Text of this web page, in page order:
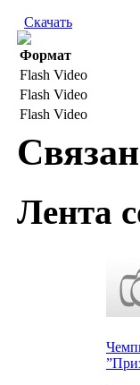
Скачать
Формат
Flash Video
Flash Video
Flash Video
Лента